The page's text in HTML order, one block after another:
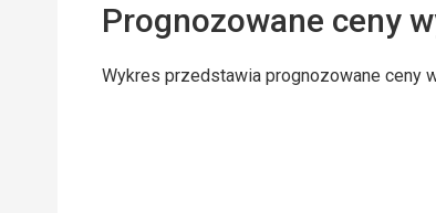
Prognozowane ceny
Wykres przedstawia prognozowane ceny